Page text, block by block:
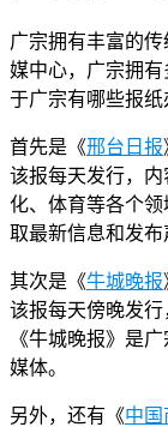
广宗拥有丰富的
媒中心，广宗拥
于广宗有哪些报纸
首先是《邢台日报
该报每天发行，
化、体育等各个
取最新信息和发布
其次是《牛城晚报
该报每天傍晚发行
《牛城晚报》是
媒体。
另外，还有《中国